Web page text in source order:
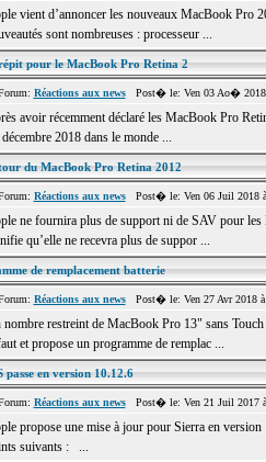
vient d’annoncer les nouveaux MacBook Pro
sont nombreuses : processeur ...
pour le MacBook Pro Retina 2
Réactions aux newsPost� le: Ven 03 Ao�
avoir récemment déclaré les MacBook Pro
2018 dans le monde ...
du MacBook Pro Retina 2012
Réactions aux newsPost� le: Ven 06 Juil 2018
ne fournira plus de support ni de SAV pour les
qu’elle ne recevra plus de suppor ...
de remplacement batterie
Réactions aux newsPost� le: Ven 27 Avr 2018
nombre restreint de MacBook Pro 13" sans
et propose un programme de remplac ...
en version 10.12.6
Réactions aux newsPost� le: Ven 21 Juil 2017
propose une mise à jour pour Sierra en
suivants : ...